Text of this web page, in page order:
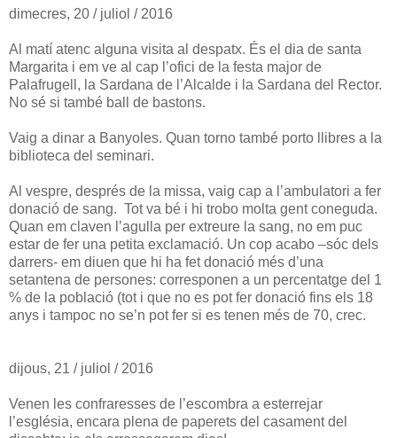
dimecres, 20 / juliol / 2016
Al matí atenc alguna visita al despatx. És el dia de santa
Margarita i em ve al cap l’ofici de la festa major de
Palafrugell, la Sardana de l’Alcalde i la Sardana del Rector.
No sé si també ball de bastons.
Vaig a dinar a Banyoles. Quan torno també porto llibres a la
biblioteca del seminari.
Al vespre, després de la missa, vaig cap a l’ambulatori a fer
donació de sang. Tot va bé i hi trobo molta gent coneguda.
Quan em claven l’agulla per extreure la sang, no em puc
estar de fer una petita exclamació. Un cop acabo –sóc dels
darrers- em diuen que hi ha fet donació més d’una
setantena de persones: corresponen a un percentatge del 1
% de la població (tot i que no es pot fer donació fins els 18
anys i tampoc no se’n pot fer si es tenen més de 70, crec.
dijous, 21 / juliol / 2016
Venen les confraresses de l’escombra a esterrejar
l’església, encara plena de paperets del casament del